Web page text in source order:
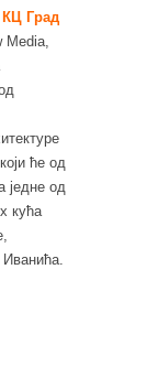
КЦ Град
Media,
ће од
једне од
кућа